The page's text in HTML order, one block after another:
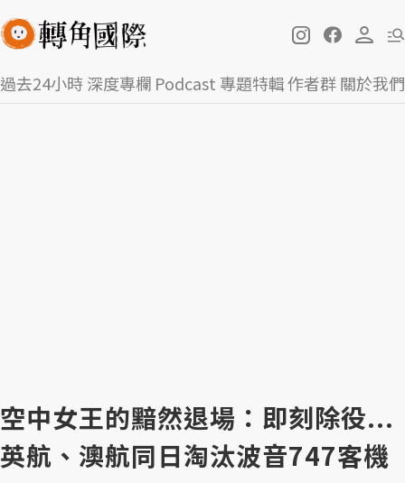
過去24小時深度專欄 Podcast 專題特輯作者群關於我們
空中女王的黯然退場：即刻除役...
英航、澳航同日淘汰波音747客機